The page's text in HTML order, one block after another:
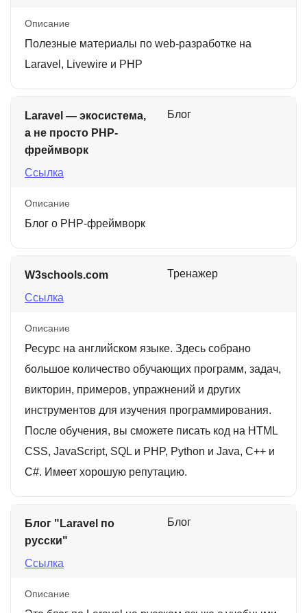
Описание
Полезные материалы по web-разработке на
Laravel, Livewire и PHP
Laravel — экосистема,
а не просто PHP-
фреймворк
Ссылка
Блог
Описание
Блог о PHP-фреймворк
W3schools.com
Ссылка
Тренажер
Описание
Ресурс на английском языке. Здесь собрано
большое количество обучающих программ, задач,
викторин, примеров, упражнений и других
инструментов для изучения программирования.
После обучения, вы сможете писать код на HTML
CSS, JavaScript, SQL и PHP, Python и Java, C++ и
C#. Имеет хорошую репутацию.
Блог "Laravel по
русски"
Ссылка
Блог
Описание